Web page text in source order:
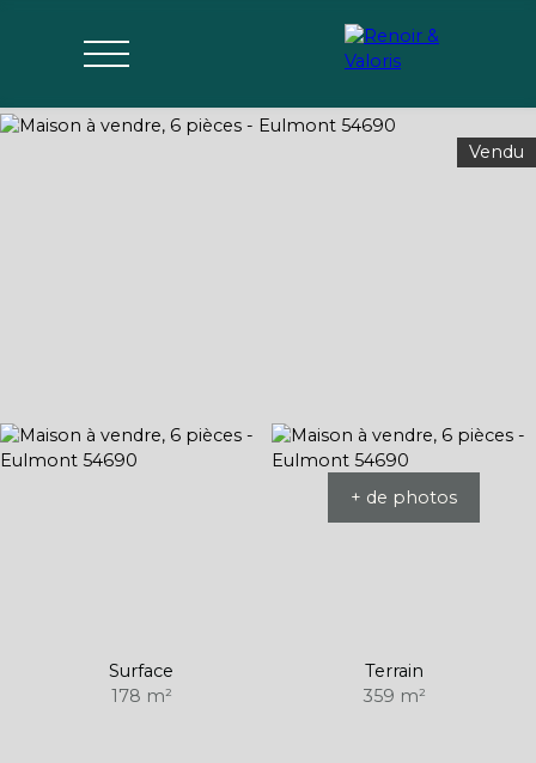
Vendu
+ de photos
Surface
178 m²
Terrain
359 m²